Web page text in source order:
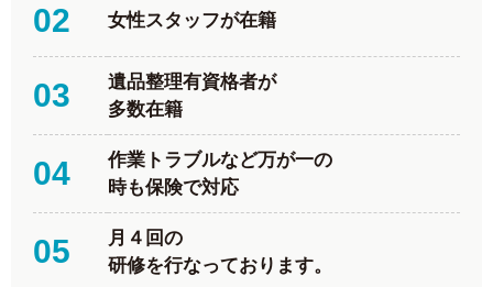
02 女性スタッフが在籍
03
遺品整理有資格者が
多数在籍
04
作業トラブルなど万が一の
時も保険で対応
05
月４回の
研修を行なっております。